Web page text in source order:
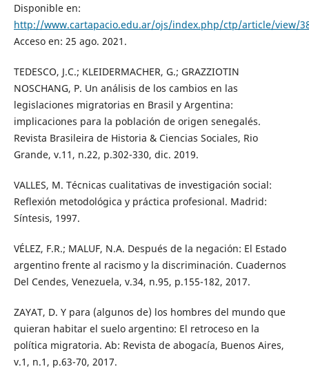
Disponible en:
http://www.cartapacio.edu.ar/ojs/index.php/ctp/article/view/
Acceso en: 25 ago. 2021.
TEDESCO, J.C.; KLEIDERMACHER, G.; GRAZZIOTIN
NOSCHANG, P. Un análisis de los cambios en las
legislaciones migratorias en Brasil y Argentina:
implicaciones para la población de origen senegalés.
Revista Brasileira de Historia & Ciencias Sociales, Rio
Grande, v.11, n.22, p.302-330, dic. 2019.
VALLES, M. Técnicas cualitativas de investigación social:
Reflexión metodológica y práctica profesional. Madrid:
Síntesis, 1997.
VÉLEZ, F.R.; MALUF, N.A. Después de la negación: El Estado
argentino frente al racismo y la discriminación. Cuadernos
Del Cendes, Venezuela, v.34, n.95, p.155-182, 2017.
ZAYAT, D. Y para (algunos de) los hombres del mundo que
quieran habitar el suelo argentino: El retroceso en la
política migratoria. Ab: Revista de abogacía, Buenos Aires,
v.1, n.1, p.63-70, 2017.